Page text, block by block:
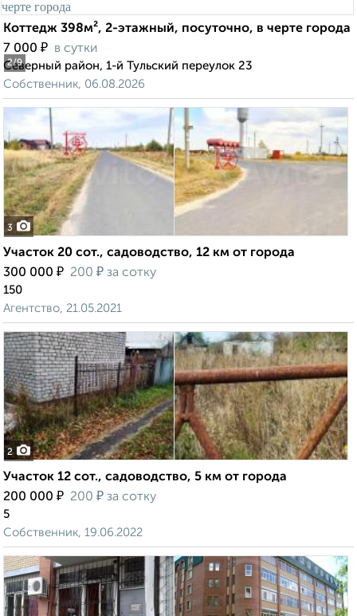
2/9
Коттедж 398м², 2-этажный, посуточно, в черте города
7 000 ₽ в сутки
Северный район, 1-й Тульский переулок 23
Собственник, 06.08.2026
3
Участок 20 сот., садоводство, 12 км от города
300 000 ₽ 200 ₽ за сотку
150
Агентство, 21.05.2021
2
Участок 12 сот., садоводство, 5 км от города
200 000 ₽ 200 ₽ за сотку
5
Собственник, 19.06.2022